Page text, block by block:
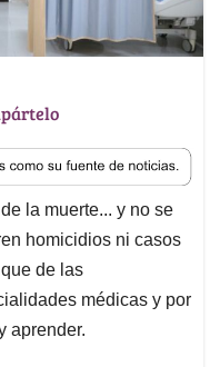
la muerte... y no se
homicidios ni casos
de las
médicas y por
aprender.